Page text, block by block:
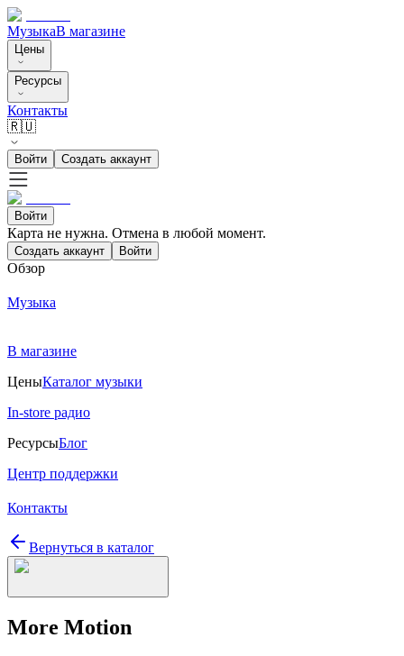
МузыкаВ магазине
Цены
Ресурсы
Контакты
🇷🇺
Войти Создать аккаунт
Войти
Карта не нужна. Отмена в любой момент.
Создать аккаунт Войти
Обзор
Музыка
В магазине
ЦеныКаталог музыки
In-store радио
РесурсыБлог
Центр поддержки
Контакты
Вернуться в каталог
More Motion